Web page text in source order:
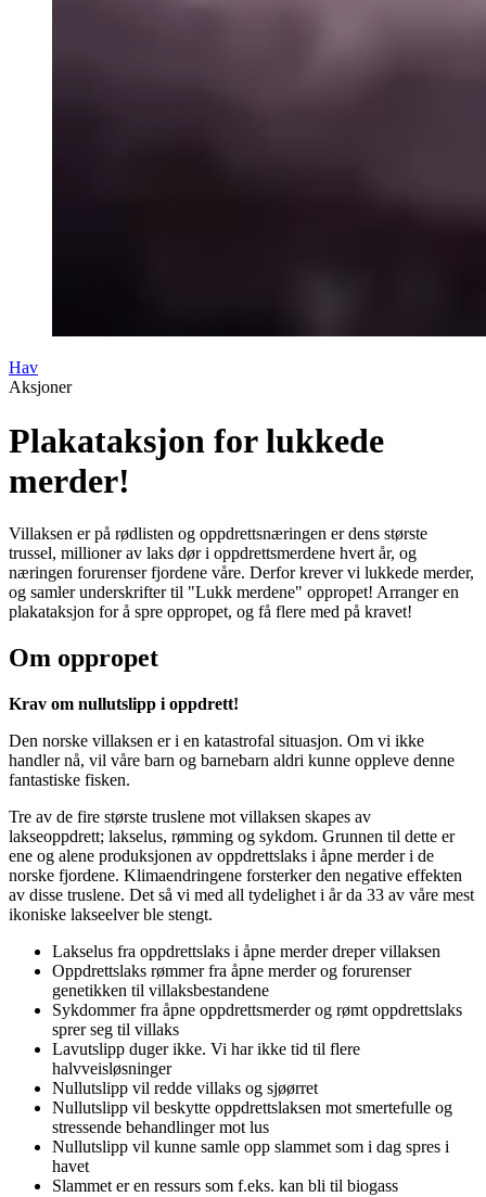
Hav
Aksjoner
Plakataksjon for lukkede
merder!
Villaksen er på rødlisten og oppdrettsnæringen er dens største
trussel, millioner av laks dør i oppdrettsmerdene hvert år, og
næringen forurenser fjordene våre. Derfor krever vi lukkede merder,
og samler underskrifter til "Lukk merdene" oppropet! Arranger en
plakataksjon for å spre oppropet, og få flere med på kravet!
Om oppropet
Krav om nullutslipp i oppdrett!
Den norske villaksen er i en katastrofal situasjon. Om vi ikke
handler nå, vil våre barn og barnebarn aldri kunne oppleve denne
fantastiske fisken.
Tre av de fire største truslene mot villaksen skapes av
lakseoppdrett; lakselus, rømming og sykdom. Grunnen til dette er
ene og alene produksjonen av oppdrettslaks i åpne merder i de
norske fjordene. Klimaendringene forsterker den negative effekten
av disse truslene. Det så vi med all tydelighet i år da 33 av våre mest
ikoniske lakseelver ble stengt.
Lakselus fra oppdrettslaks i åpne merder dreper villaksen
Oppdrettslaks rømmer fra åpne merder og forurenser
genetikken til villaksbestandene
Sykdommer fra åpne oppdrettsmerder og rømt oppdrettslaks
sprer seg til villaks
Lavutslipp duger ikke. Vi har ikke tid til flere
halvveisløsninger
Nullutslipp vil redde villaks og sjøørret
Nullutslipp vil beskytte oppdrettslaksen mot smertefulle og
stressende behandlinger mot lus
Nullutslipp vil kunne samle opp slammet som i dag spres i
havet
Slammet er en ressurs som f.eks. kan bli til biogass